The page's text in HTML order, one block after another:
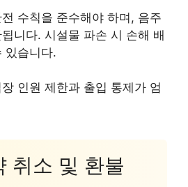
수칙을 준수해야 하며, 음주
니다. 시설물 파손 시 손해 배
있습니다.
인원 제한과 출입 통제가 엄
취소 및 환불